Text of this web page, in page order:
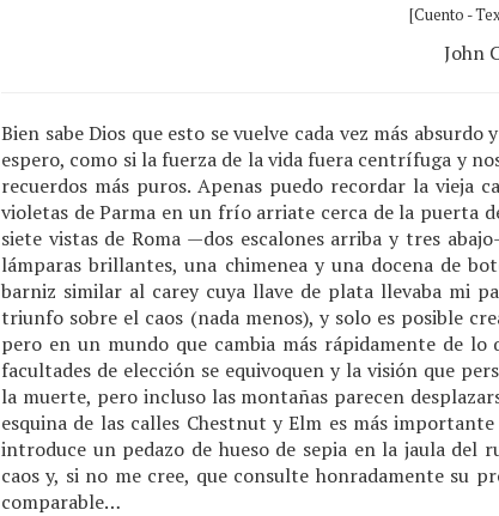
[Cuento -
John
Bien sabe Dios que esto se vuelve cada vez más
espero, como si la fuerza de la vida fuera centrífuga y
recuerdos más puros. Apenas puedo recordar la vieja
violetas de Parma en un frío arriate cerca de la puerta
siete vistas de Roma —dos escalones arriba y tres
lámparas brillantes, una chimenea y una docena de
barniz similar al carey cuya llave de plata llevaba mi
triunfo sobre el caos (nada menos), y solo es posible
pero en un mundo que cambia más rápidamente de
facultades de elección se equivoquen y la visión que
la muerte, pero incluso las montañas parecen
esquina de las calles Chestnut y Elm es más
introduce un pedazo de hueso de sepia en la jaula
caos y, si no me cree, que consulte honradamente su
comparable…